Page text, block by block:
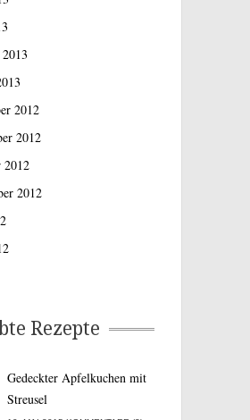
2012
2012
2012
2012
Rezepte
Gedeckter Apfelkuchen mit
Streusel